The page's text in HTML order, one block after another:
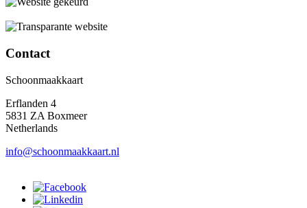
Contact
Schoonmaakkaart
Erflanden 4
5831 ZA Boxmeer
Netherlands
info@schoonmaakkaart.nl